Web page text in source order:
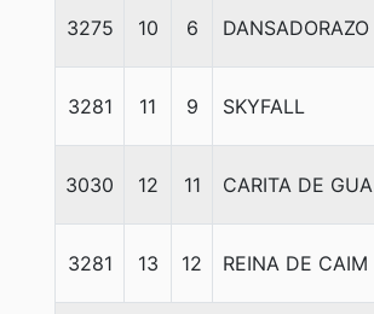
3275 10 6 DANSADORAZO
3281 11 9 SKYFALL
3030 12 11 CARITA DE GUA
3281 13 12 REINA DE CAIM